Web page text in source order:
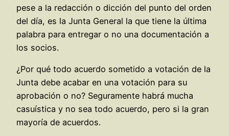
pese a la redacción o dicción del punto del orden
del día, es la Junta General la que tiene la última
palabra para entregar o no una documentación a
los socios.
¿Por qué todo acuerdo sometido a votación de la
Junta debe acabar en una votación para su
aprobación o no? Seguramente habrá mucha
casuística y no sea todo acuerdo, pero si la gran
mayoría de acuerdos.